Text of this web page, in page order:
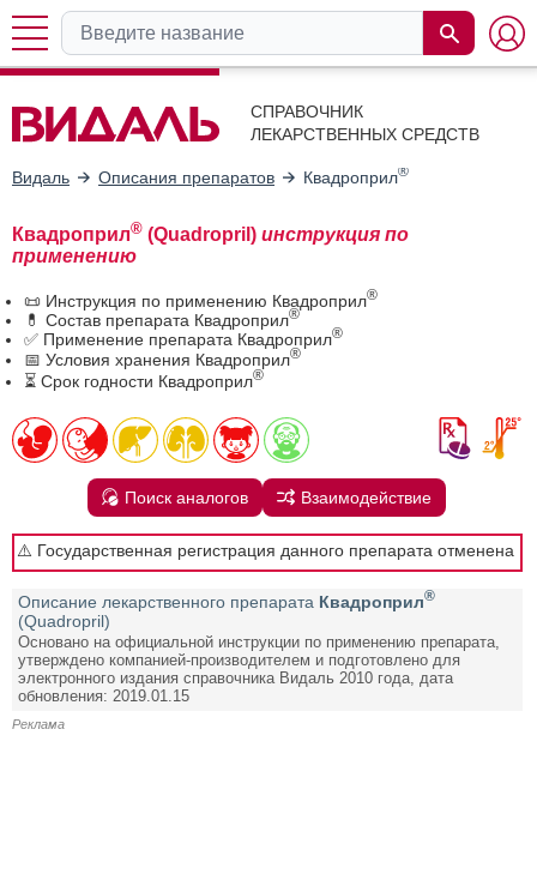
СПРАВОЧНИК
ЛЕКАРСТВЕННЫХ СРЕДСТВ
Видаль Описания препаратов Квадроприл®
Квадроприл® (Quadropril) инструкция по
применению
📜 Инструкция по применению Квадроприл®
💊 Состав препарата Квадроприл®
✅ Применение препарата Квадроприл®
📅 Условия хранения Квадроприл®
⏳ Срок годности Квадроприл®
Поиск аналогов Взаимодействие
⚠️ Государственная регистрация данного препарата отменена
Описание лекарственного препарата Квадроприл®
(Quadropril)
Основано на официальной инструкции по применению препарата,
утверждено компанией-производителем и подготовлено для
электронного издания справочника Видаль 2010 года, дата
обновления: 2019.01.15
Реклама